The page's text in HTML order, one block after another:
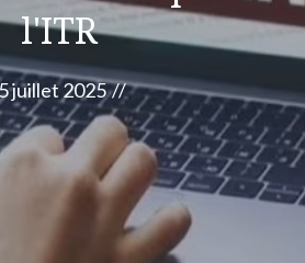
l'ITR
juillet 2025 //